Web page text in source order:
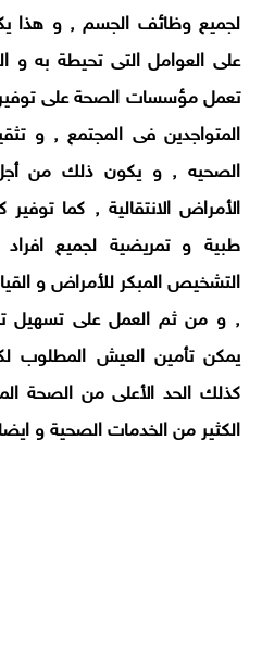
لجميع وظائف الجسم , و هذا
على العوامل التى تحيطة به و
تعمل مؤسسات الصحة على توفير
المتواجدين فى المجتمع , و
الصحيه , و يكون ذلك من
الأمراض الانتقالية , كما
طبية و تمريضية لجميع
التشخيص المبكر للأمراض و
, و من ثم العمل على تسهيل
يمكن تأمين العيش المطلوب
كذلك الحد الأعلى من الصحة
الكثير من الخدمات الصحية و